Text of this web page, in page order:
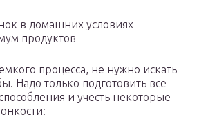
в домашних условиях
продуктов
процесса, не нужно искать
Надо только подготовить все
и учесть некоторые